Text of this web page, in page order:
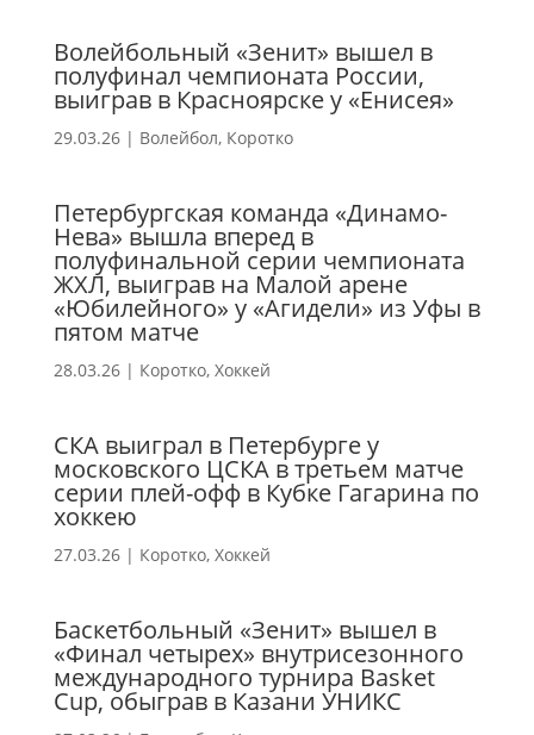
Волейбольный «Зенит» вышел в
полуфинал чемпионата России,
выиграв в Красноярске у «Енисея»
29.03.26| Волейбол, Коротко
Петербургская команда «Динамо-
Нева» вышла вперед в
полуфинальной серии чемпионата
ЖХЛ, выиграв на Малой арене
«Юбилейного» у «Агидели» из Уфы в
пятом матче
28.03.26| Коротко, Хоккей
СКА выиграл в Петербурге у
московского ЦСКА в третьем матче
серии плей-офф в Кубке Гагарина по
хоккею
27.03.26| Коротко, Хоккей
Баскетбольный «Зенит» вышел в
«Финал четырех» внутрисезонного
международного турнира Basket
Cup, обыграв в Казани УНИКС